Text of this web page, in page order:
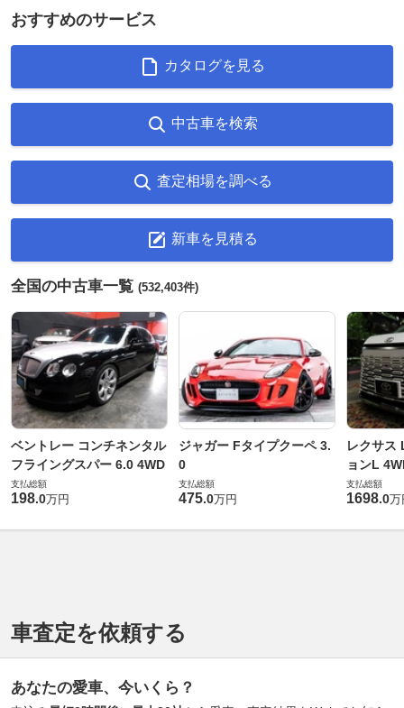
おすすめのサービス
カタログを見る
中古車を検索
査定相場を調べる
新車を見積る
全国の中古車一覧 (532,403件)
ベントレー コンチネンタル
フライングスパー 6.0 4WD
支払総額
198.0万円
ジャガー Fタイプクーペ 3.
0
支払総額
475.0万円
レクサス
ョンL
支払総額
1698.0万
車査定を依頼する
あなたの愛車、今いくら？